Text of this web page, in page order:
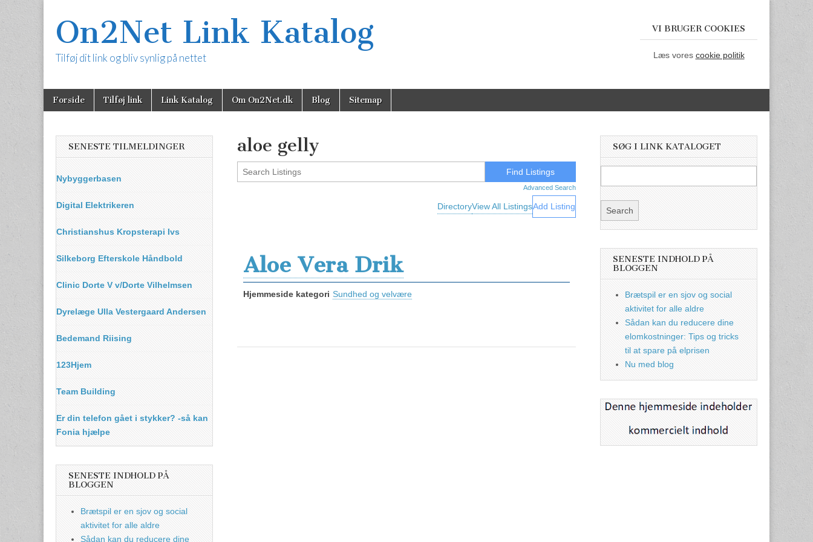
On2Net Link Katalog
Tilføj dit link og bliv synlig på nettet
VI BRUGER COOKIES
Læs vores cookie politik
Main
menu
Skip
Forside Tilføj link Link Katalog Om On2Net.dk Blog Sitemap
aloe gelly
Advanced Search
DirectoryView All ListingsAdd Listing
Aloe Vera Drik
Hjemmeside kategori Sundhed og velvære
SENESTE TILMELDINGER
Nybyggerbasen
Digital Elektrikeren
Christianshus Kropsterapi Ivs
Silkeborg Efterskole Håndbold
Clinic Dorte V v/Dorte Vilhelmsen
Dyrelæge Ulla Vestergaard Andersen
Bedemand Riising
123Hjem
Team Building
Er din telefon gået i stykker? -så kan
Fonia hjælpe
SENESTE INDHOLD PÅ
BLOGGEN
Brætspil er en sjov og social
aktivitet for alle aldre
Sådan kan du reducere dine
SØG I LINK KATALOGET
SENESTE INDHOLD PÅ
BLOGGEN
Brætspil er en sjov og social
aktivitet for alle aldre
Sådan kan du reducere dine
elomkostninger: Tips og tricks
til at spare på elprisen
Nu med blog